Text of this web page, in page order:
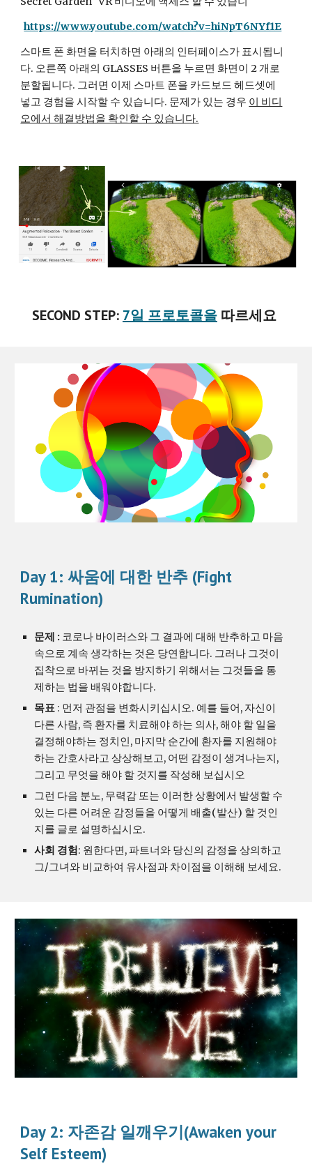
https://www.youtube.com/watch?v=hiNpT6NYf1E
스마트 폰 화면을 터치하면 아래의 인터페이스가 표시됩니
다. 오른쪽 아래의 GLASSES 버튼을 누르면 화면이 2 개로
분할됩니다. 그러면 이제 스마트 폰을 카드보드 헤드셋에
넣고 경험을 시작할 수 있습니다. 문제가 있는 경우 이 비디
오에서 해결방법을 확인할 수 있습니다.
SECOND STEP: 7일 프로토콜을 따르세요
Day 1: 싸움에 대한 반추 (Fight
Rumination)
문제 : 코로나 바이러스와 그 결과에 대해 반추하고 마음
속으로 계속 생각하는 것은 당연합니다. 그러나 그것이
집착으로 바뀌는 것을 방지하기 위해서는 그것들을 통
제하는 법을 배워야합니다.
목표 : 먼저 관점을 변화시키십시오. 예를 들어, 자신이
다른 사람, 즉 환자를 치료해야 하는 의사, 해야 할 일을
결정해야하는 정치인, 마지막 순간에 환자를 지원해야
하는 간호사라고 상상해보고, 어떤 감정이 생겨나는지,
그리고 무엇을 해야 할 것지를 작성해 보십시오
그런 다음 분노, 무력감 또는 이러한 상황에서 발생할 수
있는 다른 어려운 감정들을 어떻게 배출(발산) 할 것인
지를 글로 설명하십시오.
사회 경험: 원한다면, 파트너와 당신의 감정을 상의하고
그/그녀와 비교하여 유사점과 차이점을 이해해 보세요.
Day 2: 자존감 일깨우기(Awaken your
Self Esteem)